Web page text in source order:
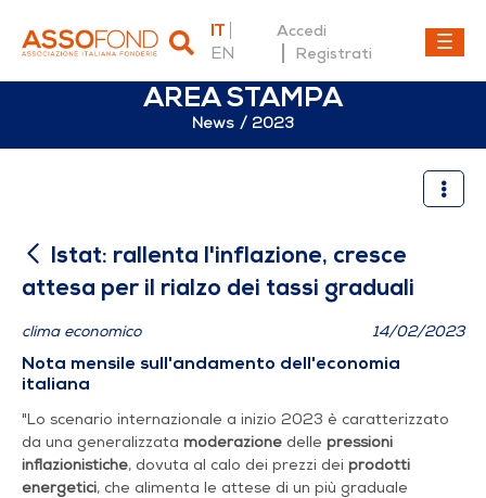
IT
EN
Accedi
Registrati
AREA STAMPA
News 2023
Istat: rallenta l'inflazione,
Istat: rallenta l'inflazione, cresce
attesa per il rialzo dei tassi graduali
clima economico 14/02/2023
Nota mensile sull'andamento dell'economia
italiana
"Lo scenario internazionale a inizio 2023 è caratterizzato
da una generalizzata moderazione delle pressioni
inflazionistiche, dovuta al calo dei prezzi dei prodotti
energetici, che alimenta le attese di un più graduale